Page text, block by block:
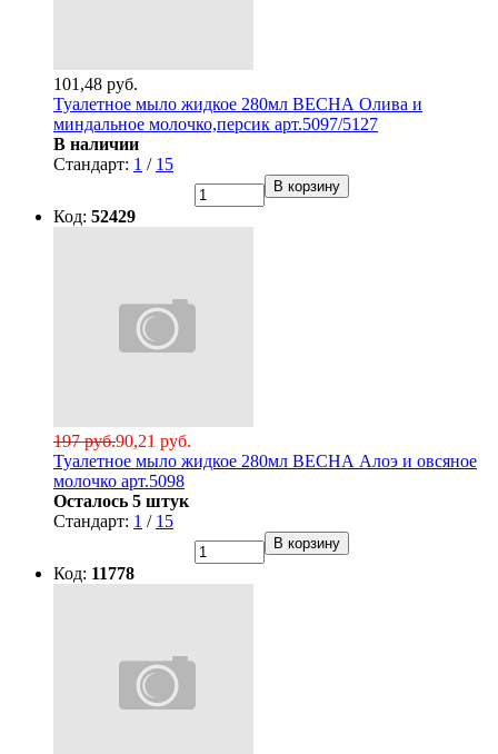
101,48 руб.
Туалетное мыло жидкое 280мл ВЕСНА Олива и
миндальное молочко,персик арт.5097/5127
В наличии
Стандарт: 1 / 15
В корзину
Код: 52429
90,21 руб.
197 руб.
Туалетное мыло жидкое 280мл ВЕСНА Алоэ и овсяное
молочко арт.5098
Осталось 5 штук
Стандарт: 1 / 15
В корзину
Код: 11778